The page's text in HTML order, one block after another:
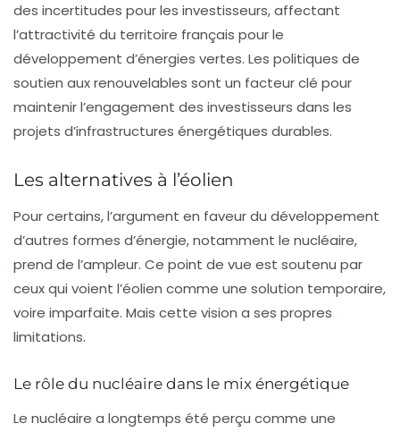
des incertitudes pour les investisseurs, affectant
l’attractivité du territoire français pour le
développement d’énergies vertes. Les politiques de
soutien aux renouvelables sont un facteur clé pour
maintenir l’engagement des investisseurs dans les
projets d’infrastructures énergétiques durables.
Les alternatives à l’éolien
Pour certains, l’argument en faveur du développement
d’autres formes d’énergie, notamment le nucléaire,
prend de l’ampleur. Ce point de vue est soutenu par
ceux qui voient l’éolien comme une solution temporaire,
voire imparfaite. Mais cette vision a ses propres
limitations.
Le rôle du nucléaire dans le mix énergétique
Le nucléaire a longtemps été perçu comme une